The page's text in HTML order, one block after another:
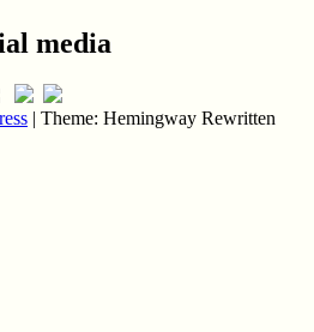
media
| Theme: Hemingway Rewritten